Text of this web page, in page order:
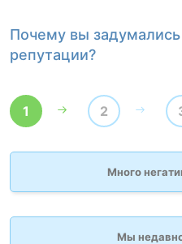
Почему вы
репутации?
1 2
Много
Мы